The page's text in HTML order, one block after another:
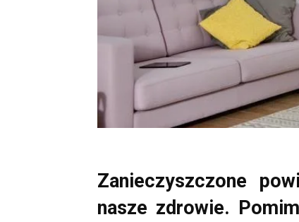
Zanieczyszczone
nasze zdrowie.